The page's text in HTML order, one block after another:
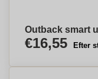
Outback smart
€16,55 Efter